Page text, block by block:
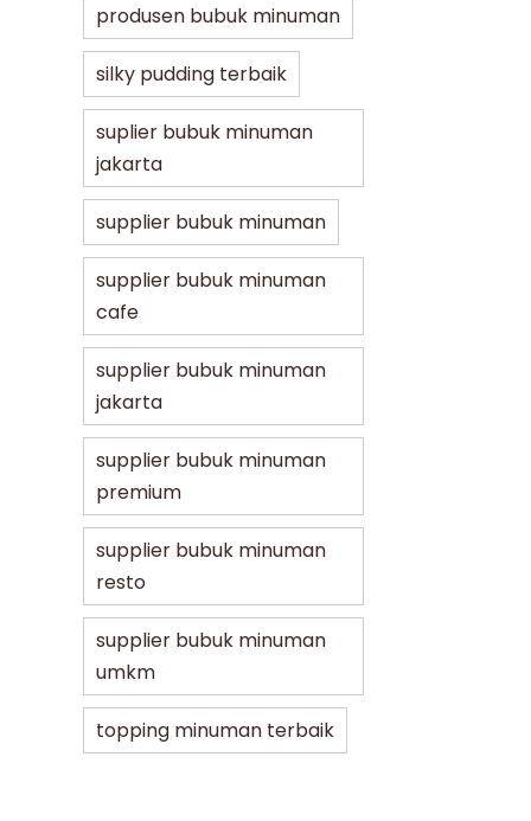
produsen bubuk minuman
silky pudding terbaik
suplier bubuk minuman
jakarta
supplier bubuk minuman
supplier bubuk minuman
cafe
supplier bubuk minuman
jakarta
supplier bubuk minuman
premium
supplier bubuk minuman
resto
supplier bubuk minuman
umkm
topping minuman terbaik